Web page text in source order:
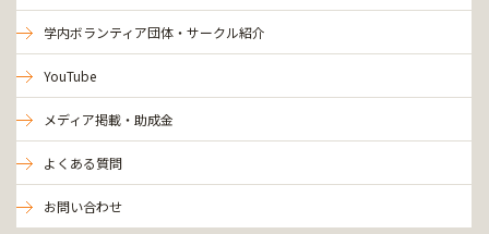
学内ボランティア団体・サークル紹介
YouTube
メディア掲載・助成金
よくある質問
お問い合わせ